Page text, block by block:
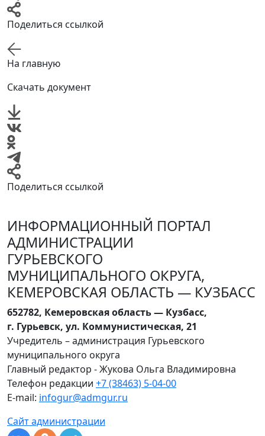
Поделиться ссылкой
На главную
Скачать документ
Поделиться ссылкой
ИНФОРМАЦИОННЫЙ ПОРТАЛ
АДМИНИСТРАЦИИ
ГУРЬЕВСКОГО
МУНИЦИПАЛЬНОГО ОКРУГА,
КЕМЕРОВСКАЯ ОБЛАСТЬ — КУЗБАСС
652782, Кемеровская область — Кузбасс,
г. Гурьевск, ул. Коммунистическая, 21
Учредитель – администрация Гурьевского
муниципального округа
Главный редактор - Жукова Ольга Владимировна
Телефон редакции +7 (38463) 5-04-00
E-mail: infogur@admgur.ru
Сайт администрации